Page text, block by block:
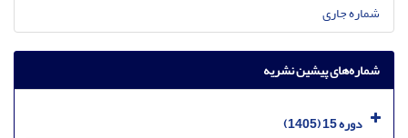
شماره جاری
شماره‌های پیشین نشریه
دوره 15 (1405)